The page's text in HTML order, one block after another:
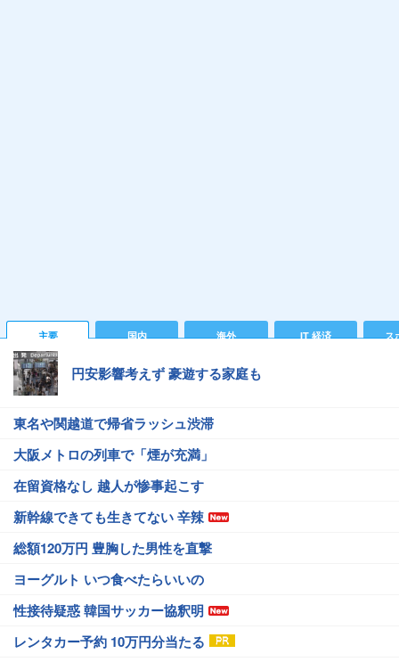
主要 国内 海外 IT 経済 ス
円安影響考えず 豪遊する家庭も
東名や関越道で帰省ラッシュ渋滞
大阪メトロの列車で「煙が充満」
在留資格なし 越人が惨事起こす
新幹線できても生きてない 辛辣
総額120万円 豊胸した男性を直撃
ヨーグルト いつ食べたらいいの
性接待疑惑 韓国サッカー協釈明
レンタカー予約 10万円分当たる